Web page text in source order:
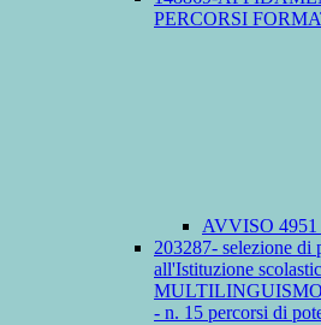
PERCORSI
AVVISO
203287- selezione di
all'Istituzione
- n. 15 percorsi di